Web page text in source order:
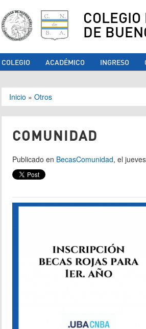
DE
COLEGIO ACADÉMICO INGRESO
Se encuentra
Inicio » Otros
COMUNIDAD
Publicado en BecasComunidad, el